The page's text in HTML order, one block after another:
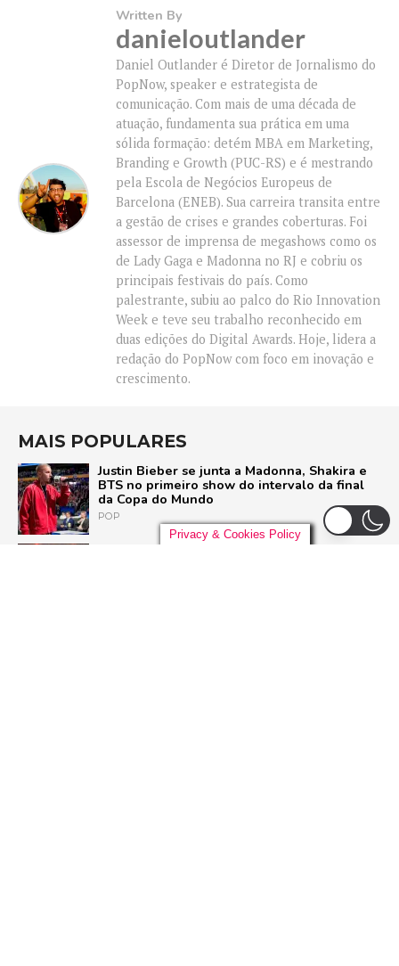
Written By
danieloutlander
Daniel Outlander é Diretor de Jornalismo do
PopNow, speaker e estrategista de
comunicação. Com mais de uma década de
atuação, fundamenta sua prática em uma
sólida formação: detém MBA em Marketing,
Branding e Growth (PUC-RS) e é mestrando
pela Escola de Negócios Europeus de
Barcelona (ENEB). Sua carreira transita entre
a gestão de crises e grandes coberturas. Foi
assessor de imprensa de megashows como os
de Lady Gaga e Madonna no RJ e cobriu os
principais festivais do país. Como
palestrante, subiu ao palco do Rio Innovation
Week e teve seu trabalho reconhecido em
duas edições do Digital Awards. Hoje, lidera a
redação do PopNow com foco em inovação e
crescimento.
MAIS POPULARES
Justin Bieber se junta a Madonna, Shakira e
BTS no primeiro show do intervalo da final
da Copa do Mundo
POP
Liniker arrasta multidão em São Paulo e inicia
Privacy & Cookies Policy